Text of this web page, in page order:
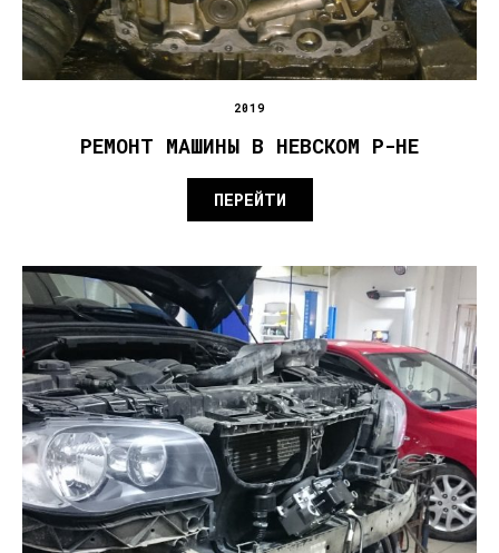
2019
РЕМОНТ МАШИНЫ В НЕВСКОМ Р-НЕ
ПЕРЕЙТИ